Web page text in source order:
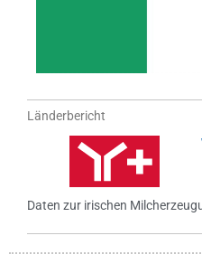
Länderbericht
Daten zur irischen